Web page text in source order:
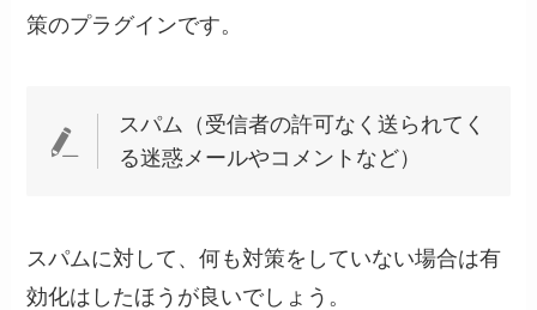
策のプラグインです。
スパム（受信者の許可なく送られてく
る迷惑メールやコメントなど）
スパムに対して、何も対策をしていない場合は有
効化はしたほうが良いでしょう。